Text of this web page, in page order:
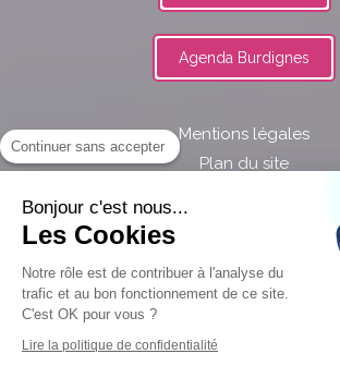
Agenda Burdignes
Mentions légales
Plan du site
proxibienetre
Création et référencement du site par Simplébo
Continuer sans accepter
Bonjour c'est nous...
Les Cookies
Notre rôle est de contribuer à l'analyse du
trafic et au bon fonctionnement de ce site.
C'est OK pour vous ?
Lire la politique de confidentialité